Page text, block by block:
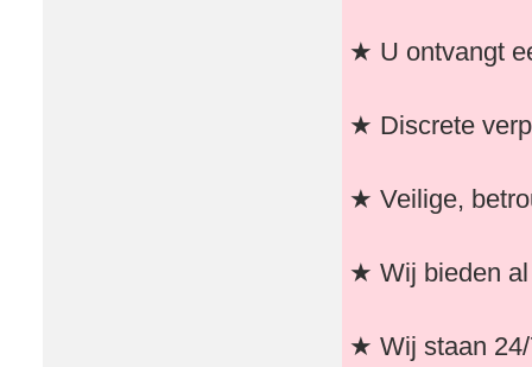
★ U ontvangt
★ Discrete
★ Veilige,
★ Wij bieden al
★ Wij staan ​​24/